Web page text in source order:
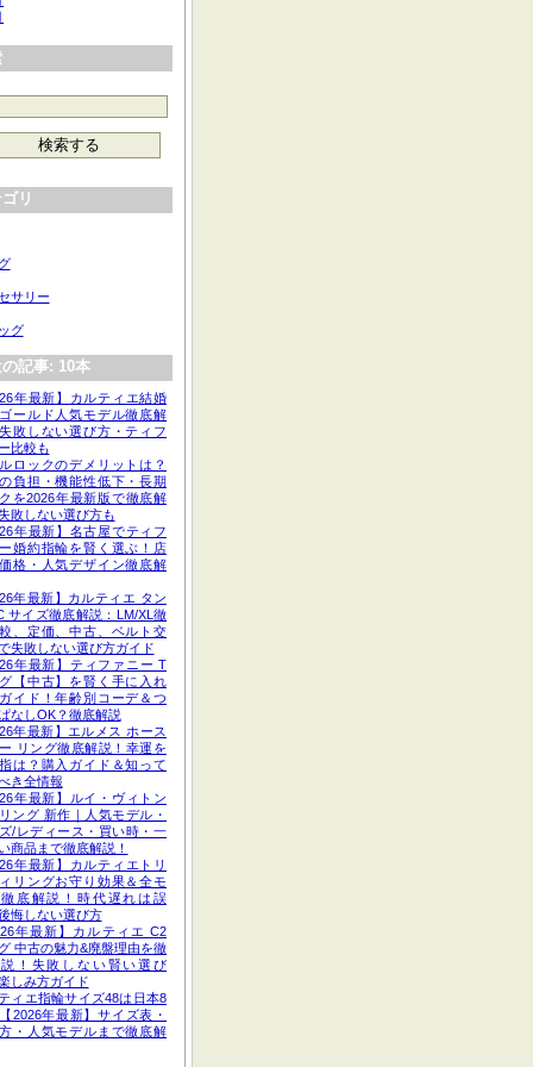
リ
サリー
グ
記事: 10本
年最新】カルティエ結婚
ールド人気モデル徹底解
敗しない選び方・ティフ
比較も
ロックのデメリットは？
負担・機能性低下・長期
を2026年最新版で徹底解
敗しない選び方も
年最新】名古屋でティフ
婚約指輪を賢く選ぶ！店
格・人気デザイン徹底解
年最新】カルティエ タン
サイズ徹底解説：LM/XL徹
、定価、中古、ベルト交
失敗しない選び方ガイド
年最新】ティファニー T
【中古】を賢く手に入れ
イド！年齢別コーデ＆つ
なしOK？徹底解説
年最新】エルメス ホース
リング徹底解説！幸運を
は？購入ガイド＆知って
き全情報
年最新】ルイ・ヴィトン
ング 新作｜人気モデル・
/レディース・買い時・一
商品まで徹底解説！
年最新】カルティエトリ
リングお守り効果＆全モ
底解説！時代遅れは誤
悔しない選び方
年最新】カルティエ C2
中古の魅力&廃盤理由を徹
！失敗しない賢い選び
しみ方ガイド
ィエ指輪サイズ48は日本8
2026年最新】サイズ表・
・人気モデルまで徹底解